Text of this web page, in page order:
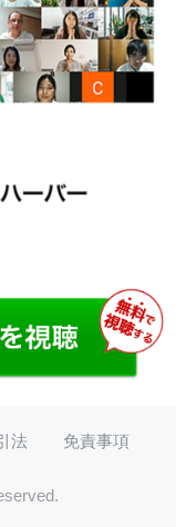
法 免責事項